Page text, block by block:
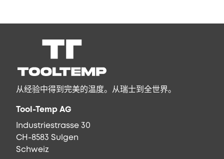
从经验中得到完美的温度。从瑞士到全世界。
Tool-Temp AG
Industriestrasse 30
CH-8583 Sulgen
Schweiz